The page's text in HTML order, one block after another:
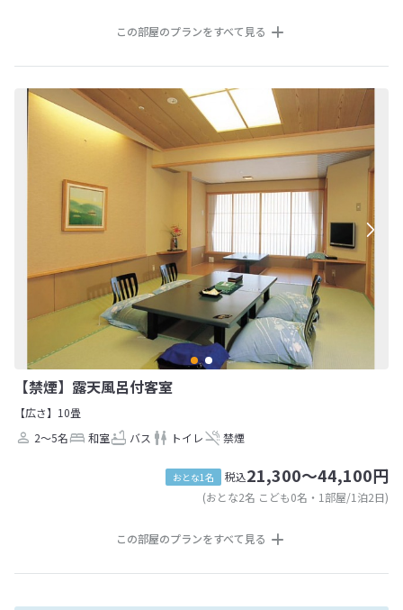
この部屋のプランをすべて見る
【禁煙】露天風呂付客室
【広さ】10畳
2～5名
和室 バス トイレ 禁煙
おとな1名 税込21,300～44,100円
(おとな2名 こども0名・1部屋/1泊2日)
この部屋のプランをすべて見る